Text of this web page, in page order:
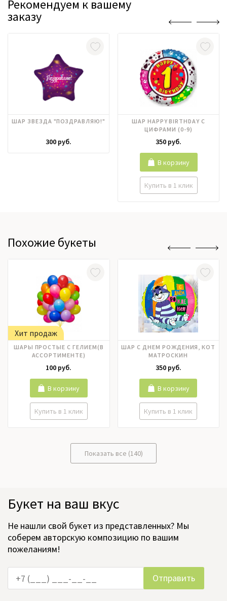
Рекомендуем к вашему
заказу
ШАР ЗВЕЗДА "ПОЗДРАВЛЯЮ!"
300 руб.
ШАР HAPPY BIRTHDAY С
ЦИФРАМИ (0-9)
350 руб.
Купить в 1 клик
В корзину
Похожие букеты
Хит продаж
ШАРЫ ПРОСТЫЕ С ГЕЛИЕМ(В
АССОРТИМЕНТЕ)
100 руб.
Купить в 1 клик
В корзину
ШАР С ДНЕМ РОЖДЕНИЯ, КОТ
МАТРОСКИН
350 руб.
Купить в 1 клик
В корзину
Показать все (140)
Букет на ваш вкус
Не нашли свой букет из представленных? Мы
соберем авторскую композицию по вашим
пожеланиям!